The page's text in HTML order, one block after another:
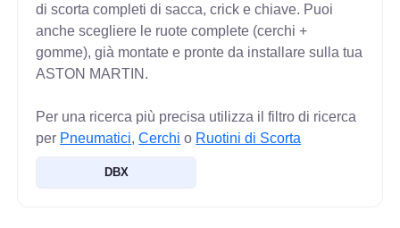
di scorta completi di sacca, crick e chiave. Puoi
anche scegliere le ruote complete (cerchi +
gomme), già montate e pronte da installare sulla tua
ASTON MARTIN.
Per una ricerca più precisa utilizza il filtro di ricerca
per Pneumatici,Cerchi o Ruotini di Scorta
DBX